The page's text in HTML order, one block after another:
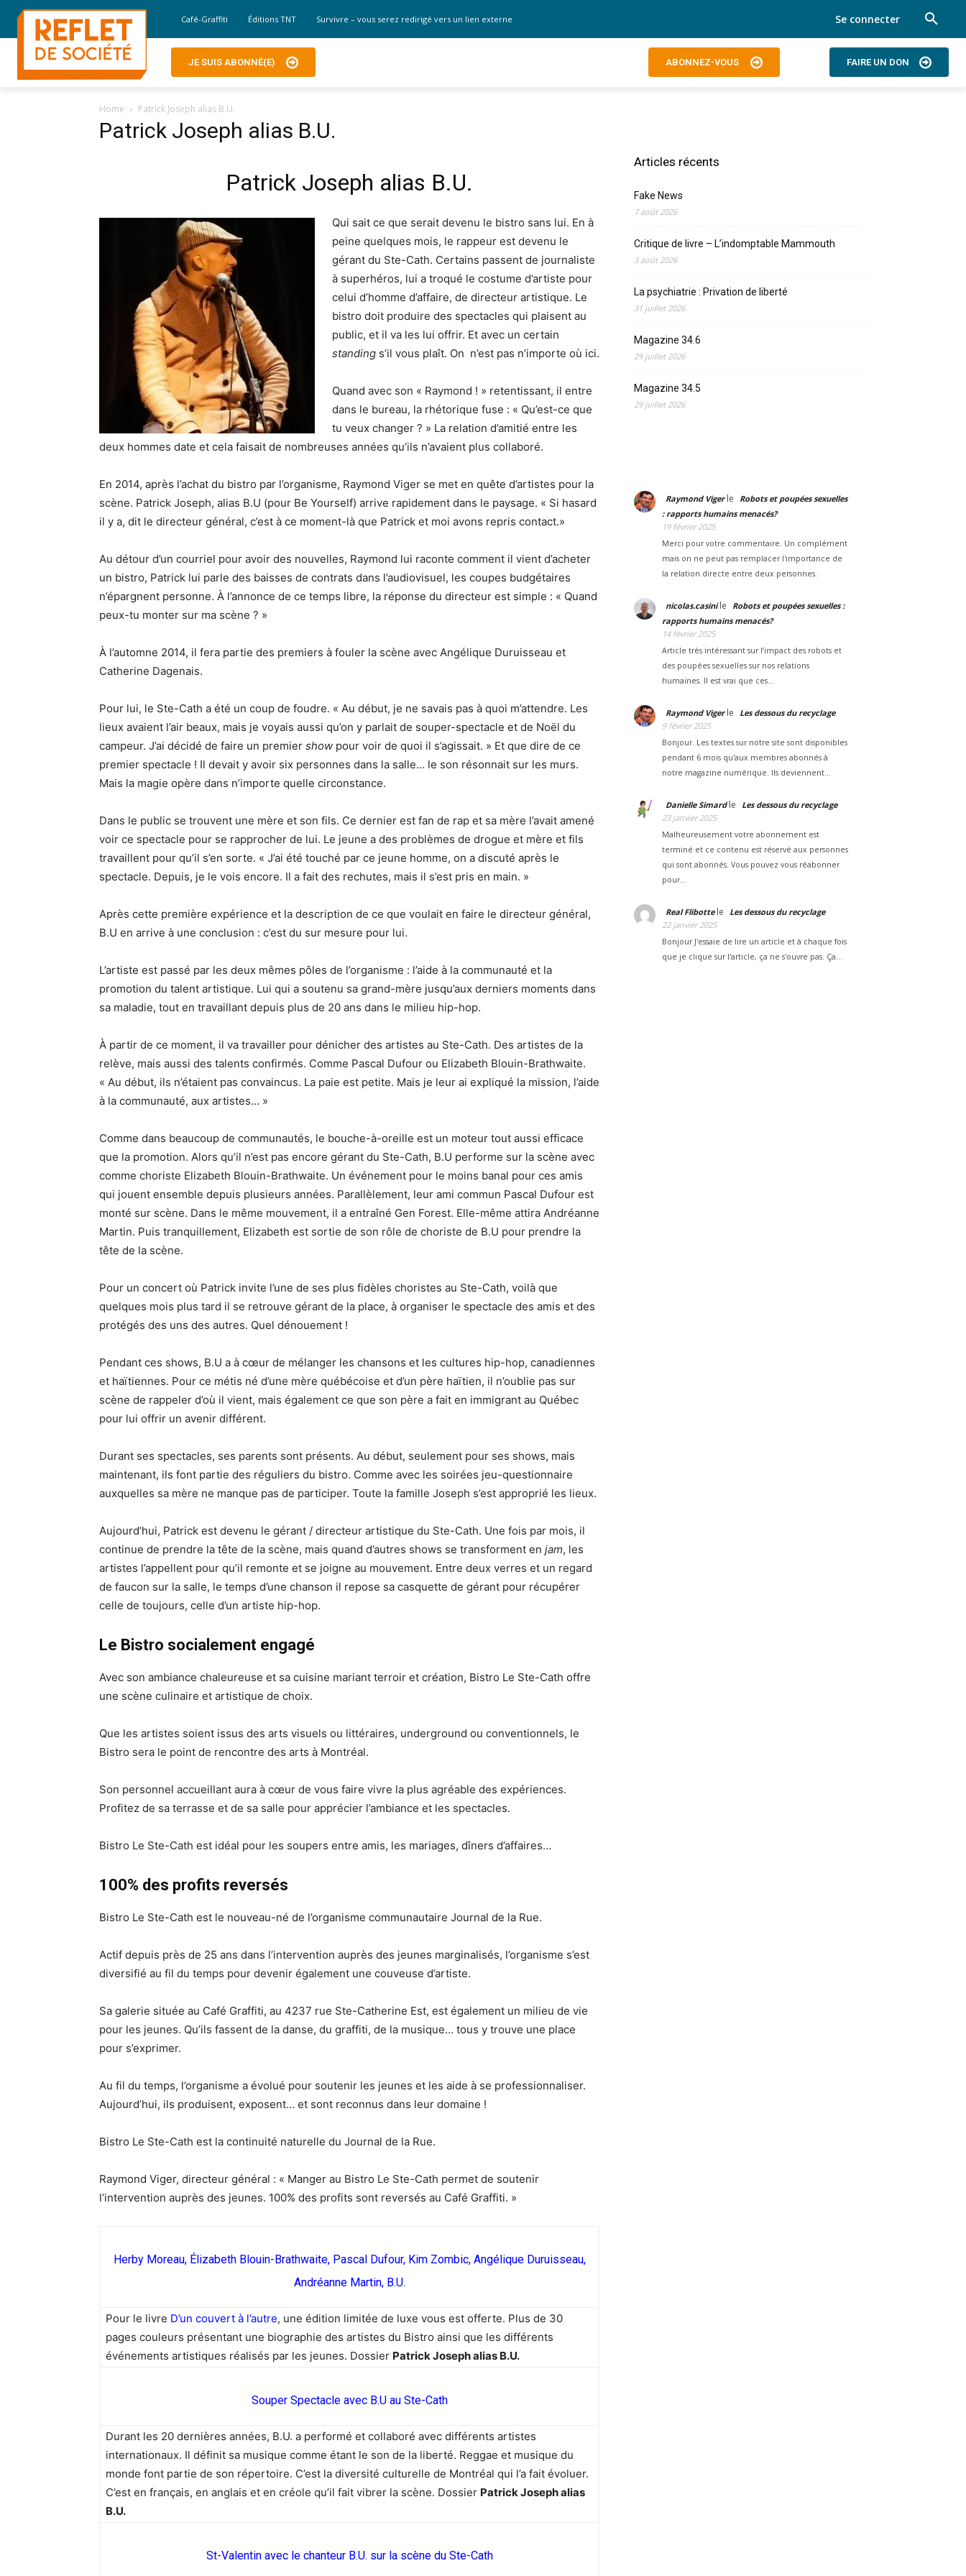
Café-Graffiti Éditions TNT Survivre – vous serez redirigé vers un lien externe Se connecter
JE SUIS ABONNÉ(E) ABONNEZ-VOUS FAIRE UN DON
Home Patrick Joseph alias B.U.
Patrick Joseph alias B.U.
Patrick Joseph alias B.U.
Qui sait ce que serait devenu le bistro sans lui. En à
peine quelques mois, le rappeur est devenu le
gérant du Ste-Cath. Certains passent de journaliste
à superhéros, lui a troqué le costume d’artiste pour
celui d’homme d’affaire, de directeur artistique. Le
bistro doit produire des spectacles qui plaisent au
public, et il va les lui offrir. Et avec un certain
standing s’il vous plaît. On n’est pas n’importe où ici.
Quand avec son « Raymond ! » retentissant, il entre
dans le bureau, la rhétorique fuse : « Qu’est-ce que
tu veux changer ? » La relation d’amitié entre les
deux hommes date et cela faisait de nombreuses années qu’ils n’avaient plus collaboré.
En 2014, après l’achat du bistro par l’organisme, Raymond Viger se met en quête d’artistes pour la
scène. Patrick Joseph, alias B.U (pour Be Yourself) arrive rapidement dans le paysage. « Si hasard
il y a, dit le directeur général, c’est à ce moment-là que Patrick et moi avons repris contact.»
Au détour d’un courriel pour avoir des nouvelles, Raymond lui raconte comment il vient d’acheter
un bistro, Patrick lui parle des baisses de contrats dans l’audiovisuel, les coupes budgétaires
n’épargnent personne. À l’annonce de ce temps libre, la réponse du directeur est simple : « Quand
peux-tu monter sur ma scène ? »
À l’automne 2014, il fera partie des premiers à fouler la scène avec Angélique Duruisseau et
Catherine Dagenais.
Pour lui, le Ste-Cath a été un coup de foudre. « Au début, je ne savais pas à quoi m’attendre. Les
lieux avaient l’air beaux, mais je voyais aussi qu’on y parlait de souper-spectacle et de Noël du
campeur. J’ai décidé de faire un premier show pour voir de quoi il s’agissait. » Et que dire de ce
premier spectacle ! Il devait y avoir six personnes dans la salle… le son résonnait sur les murs.
Mais la magie opère dans n’importe quelle circonstance.
Dans le public se trouvent une mère et son fils. Ce dernier est fan de rap et sa mère l’avait amené
voir ce spectacle pour se rapprocher de lui. Le jeune a des problèmes de drogue et mère et fils
travaillent pour qu’il s’en sorte. « J’ai été touché par ce jeune homme, on a discuté après le
spectacle. Depuis, je le vois encore. Il a fait des rechutes, mais il s’est pris en main. »
Après cette première expérience et la description de ce que voulait en faire le directeur général,
B.U en arrive à une conclusion : c’est du sur mesure pour lui.
L’artiste est passé par les deux mêmes pôles de l’organisme : l’aide à la communauté et la
promotion du talent artistique. Lui qui a soutenu sa grand-mère jusqu’aux derniers moments dans
sa maladie, tout en travaillant depuis plus de 20 ans dans le milieu hip-hop.
À partir de ce moment, il va travailler pour dénicher des artistes au Ste-Cath. Des artistes de la
relève, mais aussi des talents confirmés. Comme Pascal Dufour ou Elizabeth Blouin-Brathwaite.
« Au début, ils n’étaient pas convaincus. La paie est petite. Mais je leur ai expliqué la mission, l’aide
à la communauté, aux artistes… »
Comme dans beaucoup de communautés, le bouche-à-oreille est un moteur tout aussi efficace
que la promotion. Alors qu’il n’est pas encore gérant du Ste-Cath, B.U performe sur la scène avec
comme choriste Elizabeth Blouin-Brathwaite. Un événement pour le moins banal pour ces amis
qui jouent ensemble depuis plusieurs années. Parallèlement, leur ami commun Pascal Dufour est
monté sur scène. Dans le même mouvement, il a entraîné Gen Forest. Elle-même attira Andréanne
Martin. Puis tranquillement, Elizabeth est sortie de son rôle de choriste de B.U pour prendre la
tête de la scène.
Pour un concert où Patrick invite l’une de ses plus fidèles choristes au Ste-Cath, voilà que
quelques mois plus tard il se retrouve gérant de la place, à organiser le spectacle des amis et des
protégés des uns des autres. Quel dénouement !
Pendant ces shows, B.U a à cœur de mélanger les chansons et les cultures hip-hop, canadiennes
et haïtiennes. Pour ce métis né d’une mère québécoise et d’un père haïtien, il n’oublie pas sur
scène de rappeler d’où il vient, mais également ce que son père a fait en immigrant au Québec
pour lui offrir un avenir différent.
Durant ses spectacles, ses parents sont présents. Au début, seulement pour ses shows, mais
maintenant, ils font partie des réguliers du bistro. Comme avec les soirées jeu-questionnaire
auxquelles sa mère ne manque pas de participer. Toute la famille Joseph s’est approprié les lieux.
Aujourd’hui, Patrick est devenu le gérant / directeur artistique du Ste-Cath. Une fois par mois, il
continue de prendre la tête de la scène, mais quand d’autres shows se transforment en jam, les
artistes l’appellent pour qu’il remonte et se joigne au mouvement. Entre deux verres et un regard
de faucon sur la salle, le temps d’une chanson il repose sa casquette de gérant pour récupérer
celle de toujours, celle d’un artiste hip-hop.
Le Bistro socialement engagé
Avec son ambiance chaleureuse et sa cuisine mariant terroir et création, Bistro Le Ste-Cath offre
une scène culinaire et artistique de choix.
Que les artistes soient issus des arts visuels ou littéraires, underground ou conventionnels, le
Bistro sera le point de rencontre des arts à Montréal.
Son personnel accueillant aura à cœur de vous faire vivre la plus agréable des expériences.
Profitez de sa terrasse et de sa salle pour apprécier l’ambiance et les spectacles.
Bistro Le Ste-Cath est idéal pour les soupers entre amis, les mariages, dîners d’affaires…
100% des profits reversés
Bistro Le Ste-Cath est le nouveau-né de l’organisme communautaire Journal de la Rue.
Actif depuis près de 25 ans dans l’intervention auprès des jeunes marginalisés, l’organisme s’est
diversifié au fil du temps pour devenir également une couveuse d’artiste.
Sa galerie située au Café Graffiti, au 4237 rue Ste-Catherine Est, est également un milieu de vie
pour les jeunes. Qu’ils fassent de la danse, du graffiti, de la musique… tous y trouve une place
pour s’exprimer.
Au fil du temps, l’organisme a évolué pour soutenir les jeunes et les aide à se professionnaliser.
Aujourd’hui, ils produisent, exposent… et sont reconnus dans leur domaine !
Bistro Le Ste-Cath est la continuité naturelle du Journal de la Rue.
Raymond Viger, directeur général : « Manger au Bistro Le Ste-Cath permet de soutenir
l’intervention auprès des jeunes. 100% des profits sont reversés au Café Graffiti. »
Herby Moreau, Élizabeth Blouin-Brathwaite, Pascal Dufour, Kim Zombic, Angélique Duruisseau,
Andréanne Martin, B.U.
Pour le livre D’un couvert à l’autre, une édition limitée de luxe vous est offerte. Plus de 30
pages couleurs présentant une biographie des artistes du Bistro ainsi que les différents
événements artistiques réalisés par les jeunes. Dossier Patrick Joseph alias B.U.
Souper Spectacle avec B.U au Ste-Cath
Durant les 20 dernières années, B.U. a performé et collaboré avec différents artistes
internationaux. Il définit sa musique comme étant le son de la liberté. Reggae et musique du
monde font partie de son répertoire. C’est la diversité culturelle de Montréal qui l’a fait évoluer.
C’est en français, en anglais et en créole qu’il fait vibrer la scène. Dossier Patrick Joseph alias
B.U.
St-Valentin avec le chanteur B.U. sur la scène du Ste-Cath
Articles récents
Fake News
7 août 2026
Critique de livre – L’indomptable Mammouth
3 août 2026
La psychiatrie : Privation de liberté
31 juillet 2026
Magazine 34.6
29 juillet 2026
Magazine 34.5
29 juillet 2026
Raymond Vigerle
Robots et poupées sexuelles
: rapports humains menacés?
19 février 2025
Merci pour votre commentaire. Un complément
mais on ne peut pas remplacer l'importance de
la relation directe entre deux personnes.
nicolas.casinile
Robots et poupées sexuelles :
rapports humains menacés?
14 février 2025
Article très intéressant sur l’impact des robots et
des poupées sexuelles sur nos relations
humaines. Il est vrai que ces…
Raymond Vigerle
Les dessous du recyclage
9 février 2025
Bonjour. Les textes sur notre site sont disponibles
pendant 6 mois qu'aux membres abonnés à
notre magazine numérique. Ils deviennent…
Danielle Simardle
Les dessous du recyclage
23 janvier 2025
Malheureusement votre abonnement est
terminé et ce contenu est réservé aux personnes
qui sont abonnés. Vous pouvez vous réabonner
pour…
Real Flibottele
Les dessous du recyclage
22 janvier 2025
Bonjour J'essaie de lire un article et à chaque fois
que je clique sur l'article, ça ne s'ouvre pas. Ça…